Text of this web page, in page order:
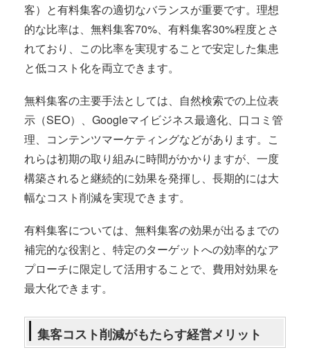
客）と有料集客の適切なバランスが重要です。理想
的な比率は、無料集客70%、有料集客30%程度とさ
れており、この比率を実現することで安定した集患
と低コスト化を両立できます。
無料集客の主要手法としては、自然検索での上位表
示（SEO）、Googleマイビジネス最適化、口コミ管
理、コンテンツマーケティングなどがあります。こ
れらは初期の取り組みに時間がかかりますが、一度
構築されると継続的に効果を発揮し、長期的には大
幅なコスト削減を実現できます。
有料集客については、無料集客の効果が出るまでの
補完的な役割と、特定のターゲットへの効率的なア
プローチに限定して活用することで、費用対効果を
最大化できます。
集客コスト削減がもたらす経営メリット